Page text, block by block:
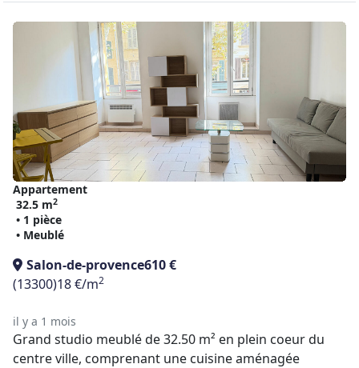
Appartement
32.5 m2
• 1 pièce
• Meublé
Salon-de-provence610 €
(13300)18 €/m2
il y a 1 mois
Grand studio meublé de 32.50 m² en plein coeur du
centre ville, comprenant une cuisine aménagée